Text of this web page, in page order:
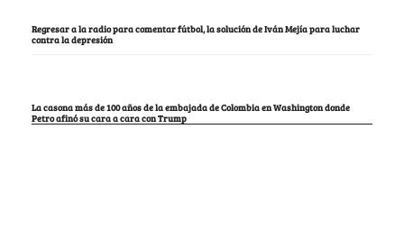
Regresar a la radio para comentar fútbol, la solución de Iván Mejía para luchar
contra la depresión
La casona más de 100 años de la embajada de Colombia en Washington donde
Petro afinó su cara a cara con Trump